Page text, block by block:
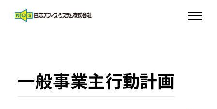
一般事業主行動計画